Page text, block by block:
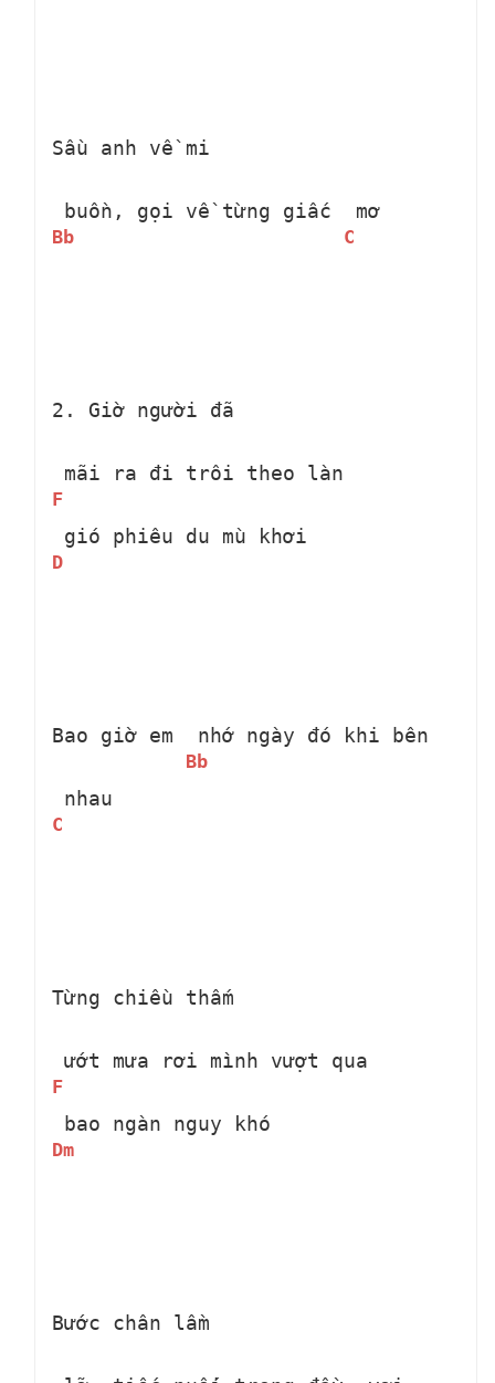
Sầu anh về mi
Bb
buồn, gọi về từng giấc
C
mơ
2. Giờ người đã
F
mãi ra đi trôi theo làn
D
gió phiêu du mù khơi
Bao giờ em
Bb
nhớ ngày đó khi bên
C
nhau
Từng chiều thấm
F
ướt mưa rơi mình vượt qua
Dm
bao ngàn nguy khó
Bước chân lầm